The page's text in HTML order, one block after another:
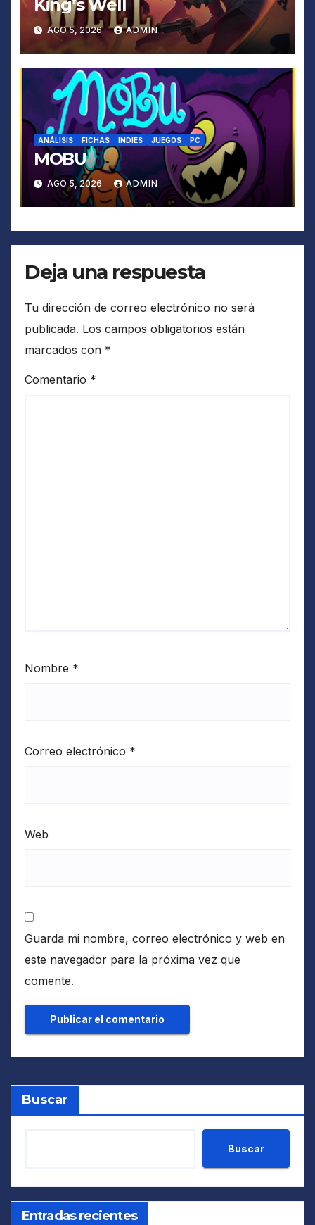
King’s Well
AGO 5, 2026 ADMIN
ANÁLISIS FICHAS INDIES JUEGOS PC
MOBU
AGO 5, 2026 ADMIN
Deja una respuesta
Tu dirección de correo electrónico no será
publicada. Los campos obligatorios están
marcados con *
Comentario *
Nombre *
Correo electrónico *
Web
Guarda mi nombre, correo electrónico y web en
este navegador para la próxima vez que
comente.
Buscar
Buscar
Entradas recientes